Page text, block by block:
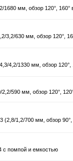
мм, обзор 120°, 160°
3,2/630 мм, обзор 120°,
4,2/1330 мм, обзор 120°,
590 мм, обзор 120°,
1,2/700 мм, обзор 90°,
с помпой и емкостью